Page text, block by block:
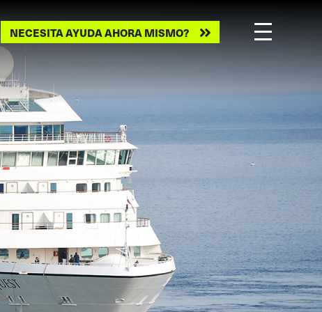
Necesita
ayuda
ahora
mismo?
NECESITA AYUDA AHORA MISMO?